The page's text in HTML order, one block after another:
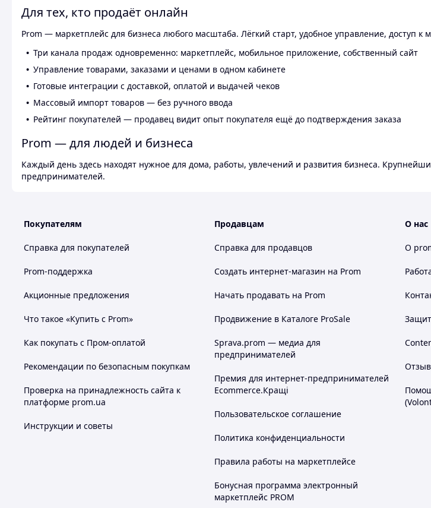
Для тех, кто продаёт онлайн
Prom — маркетплейс для бизнеса любого масштаба. Лёгкий старт, удобное управление, доступ к
Три канала продаж одновременно: маркетплейс, мобильное приложение, собственный сайт
Управление товарами, заказами и ценами в одном кабинете
Готовые интеграции с доставкой, оплатой и выдачей чеков
Массовый импорт товаров — без ручного ввода
Рейтинг покупателей — продавец видит опыт покупателя ещё до подтверждения заказа
Prom — для людей и бизнеса
Каждый день здесь находят нужное для дома, работы, увлечений и развития бизнеса.
предпринимателей.
Покупателям
Справка для покупателей
Prom-поддержка
Акционные предложения
Что такое «Купить с Prom»
Как покупать с Пром-оплатой
Рекомендации по безопасным покупкам
Проверка на принадлежность сайта к
платформе prom.ua
Инструкции и советы
Продавцам
Справка для продавцов
Создать интернет-магазин на Prom
Начать продавать на Prom
Продвижение в Каталоге ProSale
Sprava.prom — медиа для
предпринимателей
Премия для интернет-предпринимателей
Ecommerce.Кращі
Пользовательское соглашение
Политика конфиденциальности
Правила работы на маркетплейсе
Бонусная программа электронный
маркетплейс PROM
О нас
О